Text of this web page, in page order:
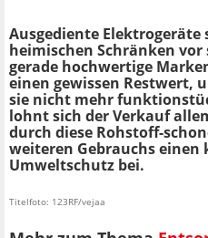
Ausgediente
heimischen Schränken
gerade hochwertige
einen gewissen Restwert,
sie nicht mehr
lohnt sich der Verkauf
durch diese Rohstoff-
weiteren Gebrauchs einen
Umweltschutz bei.
Titelfoto: 123RF/vejaa